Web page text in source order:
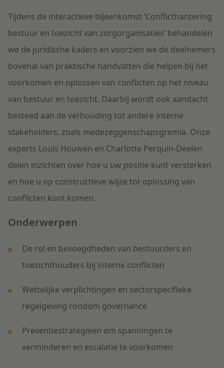
Tijdens de interactieve bijeenkomst ‘Conflicthantering
bestuur en toezicht van zorgorganisaties’ behandelen
we de juridische kaders en voorzien we de deelnemers
bovenal van praktische handvatten die helpen bij het
voorkomen en oplossen van conflicten op het niveau
van bestuur en toezicht. Daarbij wordt ook aandacht
besteed aan de verhouding tot andere interne
stakeholders, zoals medezeggenschapsgremia. Onze
experts Louis Houwen en Charlotte Perquin-Deelen
delen inzichten over hoe u uw positie kunt versterken
en hoe u op constructieve wijze tot oplossing van
conflicten kunt komen.
Onderwerpen
De rol en bevoegdheden van bestuurders en
toezichthouders bij interne conflicten
Wettelijke verplichtingen en sectorspecifieke
regelgeving rondom governance
Preventiestrategieën om spanningen te
verminderen en escalatie te voorkomen